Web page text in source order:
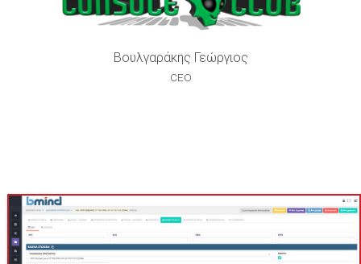
Βουλγαράκης Γεώργιος
CEO